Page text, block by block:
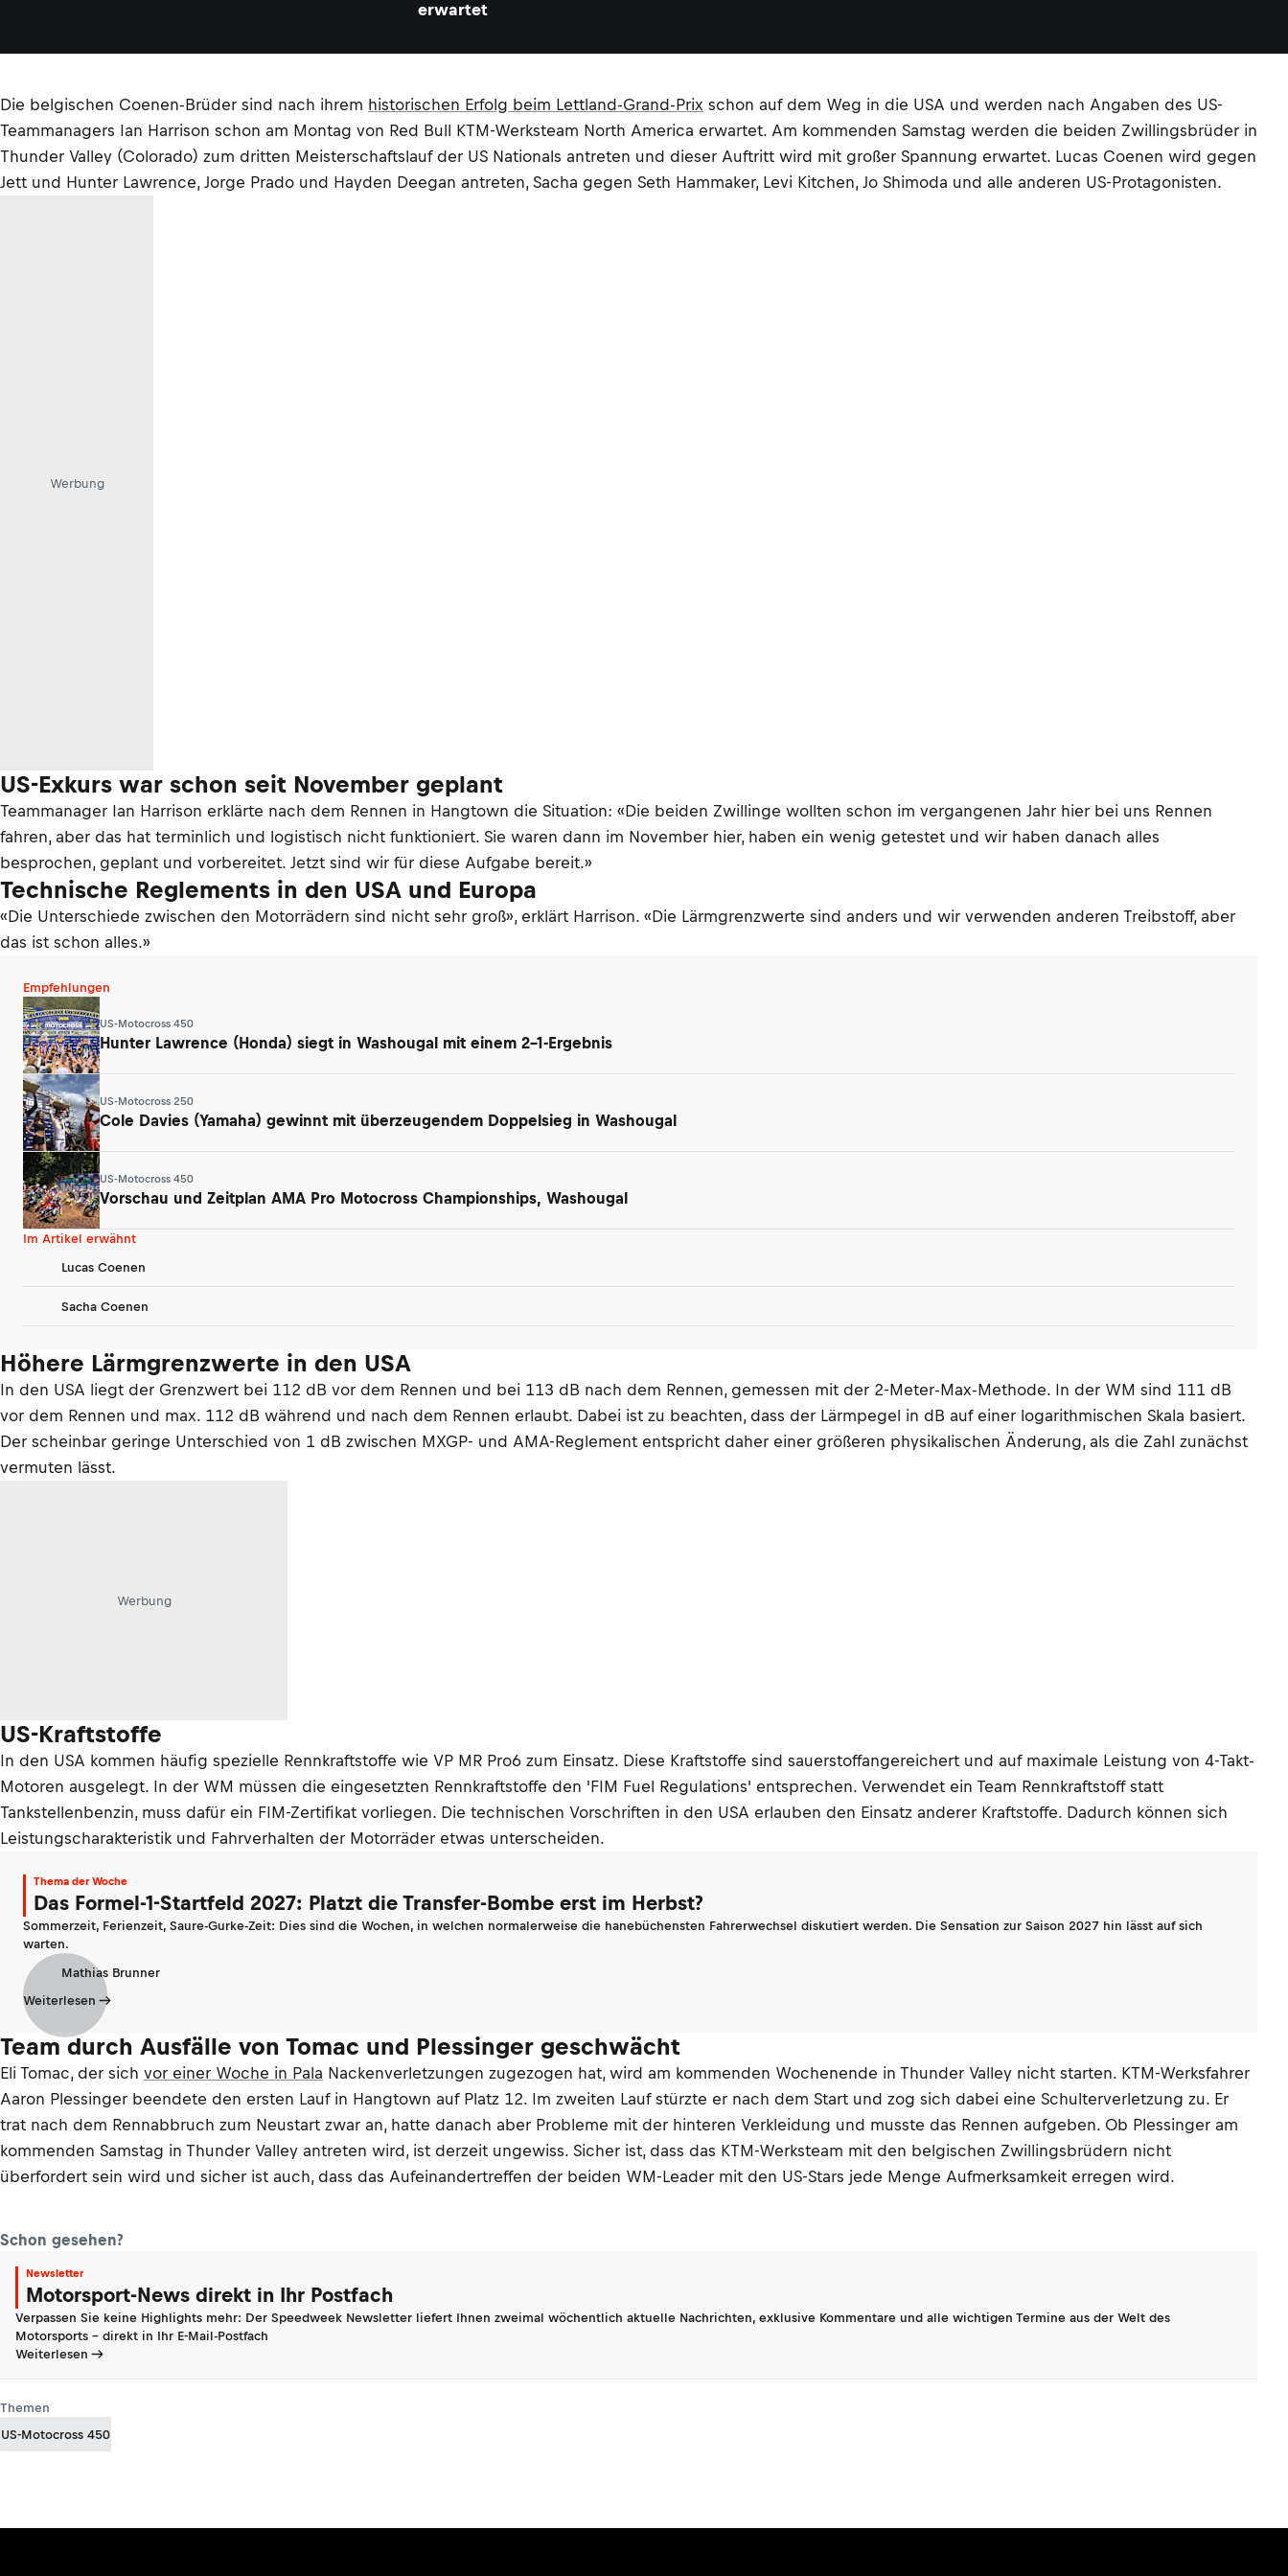
erwartet
Die belgischen Coenen-Brüder sind nach ihrem historischen Erfolg beim Lettland-Grand-Prix schon auf dem Weg in die USA und werden nach Angaben des US-
Teammanagers Ian Harrison schon am Montag von Red Bull KTM-Werksteam North America erwartet. Am kommenden Samstag werden die beiden Zwillingsbrüder in
Thunder Valley (Colorado) zum dritten Meisterschaftslauf der US Nationals antreten und dieser Auftritt wird mit großer Spannung erwartet. Lucas Coenen wird gegen
Jett und Hunter Lawrence, Jorge Prado und Hayden Deegan antreten, Sacha gegen Seth Hammaker, Levi Kitchen, Jo Shimoda und alle anderen US-Protagonisten.
Werbung
US-Exkurs war schon seit November geplant
Teammanager Ian Harrison erklärte nach dem Rennen in Hangtown die Situation: «Die beiden Zwillinge wollten schon im vergangenen Jahr hier bei uns Rennen
fahren, aber das hat terminlich und logistisch nicht funktioniert. Sie waren dann im November hier, haben ein wenig getestet und wir haben danach alles
besprochen, geplant und vorbereitet. Jetzt sind wir für diese Aufgabe bereit.»
Technische Reglements in den USA und Europa
«Die Unterschiede zwischen den Motorrädern sind nicht sehr groß», erklärt Harrison. «Die Lärmgrenzwerte sind anders und wir verwenden anderen Treibstoff, aber
das ist schon alles.»
Empfehlungen
US-Motocross 450
Hunter Lawrence (Honda) siegt in Washougal mit einem 2-1-Ergebnis
US-Motocross 250
Cole Davies (Yamaha) gewinnt mit überzeugendem Doppelsieg in Washougal
US-Motocross 450
Vorschau und Zeitplan AMA Pro Motocross Championships, Washougal
Im Artikel erwähnt
Lucas Coenen
Sacha Coenen
Höhere Lärmgrenzwerte in den USA
In den USA liegt der Grenzwert bei 112 dB vor dem Rennen und bei 113 dB nach dem Rennen, gemessen mit der 2-Meter-Max-Methode. In der WM sind 111 dB
vor dem Rennen und max. 112 dB während und nach dem Rennen erlaubt. Dabei ist zu beachten, dass der Lärmpegel in dB auf einer logarithmischen Skala basiert.
Der scheinbar geringe Unterschied von 1 dB zwischen MXGP- und AMA-Reglement entspricht daher einer größeren physikalischen Änderung, als die Zahl zunächst
vermuten lässt.
Werbung
US-Kraftstoffe
In den USA kommen häufig spezielle Rennkraftstoffe wie VP MR Pro6 zum Einsatz. Diese Kraftstoffe sind sauerstoffangereichert und auf maximale Leistung von 4-Takt-
Motoren ausgelegt. In der WM müssen die eingesetzten Rennkraftstoffe den 'FIM Fuel Regulations' entsprechen. Verwendet ein Team Rennkraftstoff statt
Tankstellenbenzin, muss dafür ein FIM-Zertifikat vorliegen. Die technischen Vorschriften in den USA erlauben den Einsatz anderer Kraftstoffe. Dadurch können sich
Leistungscharakteristik und Fahrverhalten der Motorräder etwas unterscheiden.
Thema der Woche
Das Formel-1-Startfeld 2027: Platzt die Transfer-Bombe erst im Herbst?
Sommerzeit, Ferienzeit, Saure-Gurke-Zeit: Dies sind die Wochen, in welchen normalerweise die hanebüchensten Fahrerwechsel diskutiert werden. Die Sensation zur Saison 2027 hin lässt auf sich
warten.
Mathias Brunner
Weiterlesen
Team durch Ausfälle von Tomac und Plessinger geschwächt
Eli Tomac, der sich vor einer Woche in Pala Nackenverletzungen zugezogen hat, wird am kommenden Wochenende in Thunder Valley nicht starten. KTM-Werksfahrer
Aaron Plessinger beendete den ersten Lauf in Hangtown auf Platz 12. Im zweiten Lauf stürzte er nach dem Start und zog sich dabei eine Schulterverletzung zu. Er
trat nach dem Rennabbruch zum Neustart zwar an, hatte danach aber Probleme mit der hinteren Verkleidung und musste das Rennen aufgeben. Ob Plessinger am
kommenden Samstag in Thunder Valley antreten wird, ist derzeit ungewiss. Sicher ist, dass das KTM-Werksteam mit den belgischen Zwillingsbrüdern nicht
überfordert sein wird und sicher ist auch, dass das Aufeinandertreffen der beiden WM-Leader mit den US-Stars jede Menge Aufmerksamkeit erregen wird.
Schon gesehen?
Newsletter
Motorsport-News direkt in Ihr Postfach
Verpassen Sie keine Highlights mehr: Der Speedweek Newsletter liefert Ihnen zweimal wöchentlich aktuelle Nachrichten, exklusive Kommentare und alle wichtigen Termine aus der Welt des
Motorsports - direkt in Ihr E-Mail-Postfach
Weiterlesen
Themen
US-Motocross 450